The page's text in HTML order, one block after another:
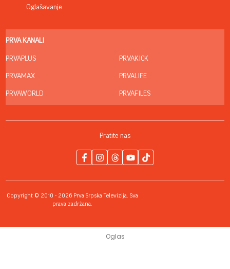
Oglašavanje
PRVA KANALI
PRVAPLUS
PRVAMAX
PRVAWORLD
PRVAKICK
PRVALIFE
PRVAFILES
Pratite nas
Copyright © 2010 - 2026 Prva Srpska Televizija. Sva
prava zadržana.